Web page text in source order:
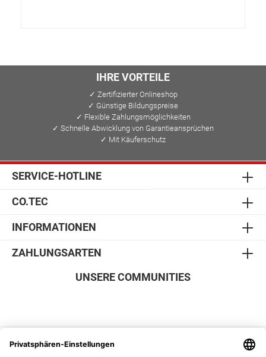
IHRE VORTEILE
✓ Zertifizierter Onlineshop
✓ Günstige Bildungspreise
✓ Flexible Zahlungsmöglichkeiten
✓ Schnelle Abwicklung von Garantieansprüchen
✓ Mit Käuferschutz
SERVICE-HOTLINE
CO.TEC
INFORMATIONEN
ZAHLUNGSARTEN
SICHER EINKAUFEN
UNSERE COMMUNITIES